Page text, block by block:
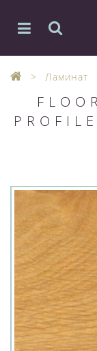
Ламинат